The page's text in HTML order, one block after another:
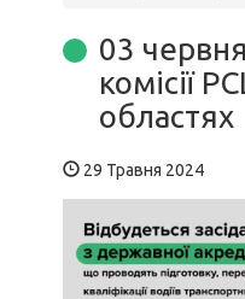
03
комісії
областях
29 Травня 2024